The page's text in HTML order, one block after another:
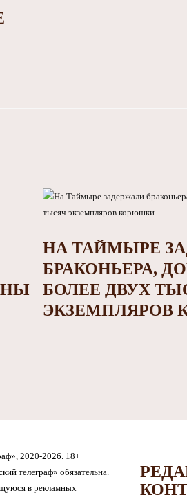
НА ТАЙМЫРЕ
БРАКОНЬЕРА,
БОЛЕЕ ДВУХ
ЭКЗЕМПЛЯРОВ
2020-2026. 18+
телеграф» обязательна.
в рекламных